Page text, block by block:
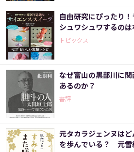
自由研究にぴったり
シュワシュワするのは
トピックス
なぜ富山の黒部川に
あるのか？
書評
元タカラジェンヌは
を歩んでいる？ 元雪